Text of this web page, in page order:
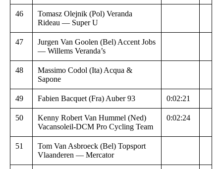
46
Tomasz Olejnik (Pol) Veranda
Rideau — Super U
47
Jurgen Van Goolen (Bel) Accent Jobs
— Willems Veranda’s
48
Massimo Codol (Ita) Acqua &
Sapone
49 Fabien Bacquet (Fra) Auber 93 0:02:21
50
Kenny Robert Van Hummel (Ned)
Vacansoleil-DCM Pro Cycling Team
0:02:24
51
Tom Van Asbroeck (Bel) Topsport
Vlaanderen — Mercator